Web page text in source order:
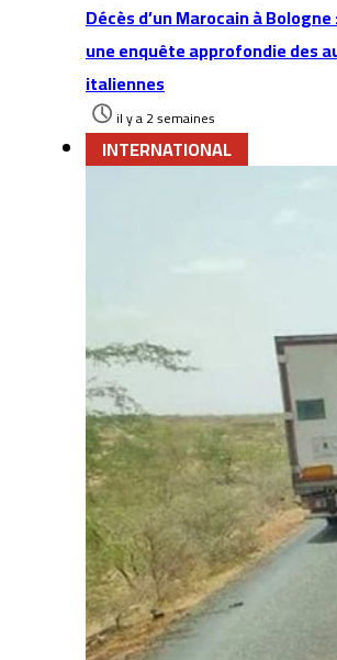
Décès d’un Marocain à
une enquête approfondie des
italiennes
il y a 2 semaines
INTERNATIONAL